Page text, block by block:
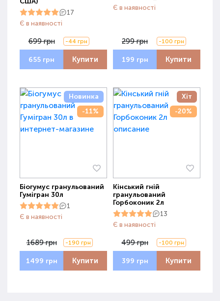
17
Є в наявності
699 грн -44 грн
655 грн Купити
Є в наявності
299 грн -100 грн
199 грн Купити
Новинка
-11%
Біогумус гранульований
Гумігран 30л
1
Є в наявності
1689 грн -190 грн
1499 грн Купити
Хіт
-20%
Кінський гній
гранульований
Горбоконик 2л
13
Є в наявності
499 грн -100 грн
399 грн Купити